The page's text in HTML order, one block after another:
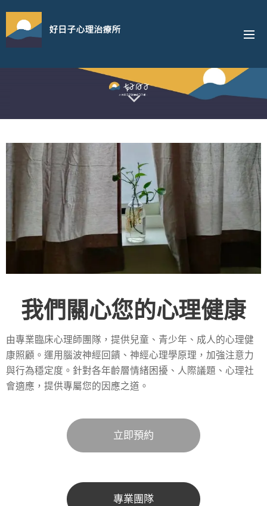
好日子心理治療所
我們關心您的心理健康
由專業臨床心理師團隊，提供兒童、青少年、成人的心理健
康照顧。運用腦波神經回饋、神經心理學原理，加強注意力
與行為穩定度。針對各年齡層情緒困擾、人際議題、心理社
會適應，提供專屬您的因應之道。
立即預約
專業團隊